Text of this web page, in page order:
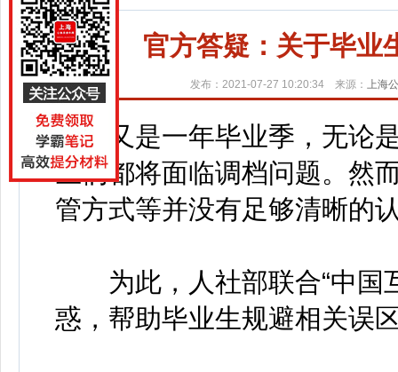
官方答疑：关于毕业
发布：2021-07-27 10:20:34 来源： 上海
又是一年毕业季，无论是
生们都将面临调档问题。然
管方式等并没有足够清晰的
为此，人社部联合“中国
惑，帮助毕业生规避相关误